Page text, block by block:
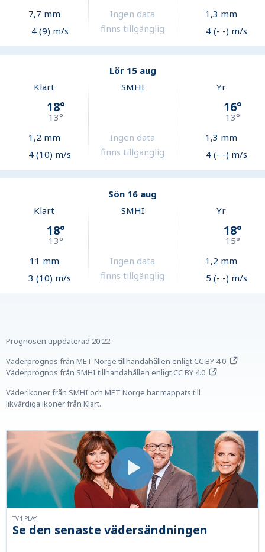
7,7 mm
4 (9) m/s
Ingen data
finns tillgänglig
1,3 mm
4 (- -) m/s
Lör 15 aug
Klart
18°
13°
1,2 mm
4 (10) m/s
SMHI
Ingen data
finns tillgänglig
Yr
16°
13°
1,3 mm
4 (- -) m/s
Sön 16 aug
Klart
18°
13°
11 mm
3 (10) m/s
SMHI
Ingen data
finns tillgänglig
Yr
18°
15°
1,2 mm
5 (- -) m/s
Prognosen uppdaterad 20:22
Väderprognos från MET Norge tillhandahållen enligtCC BY 4.0
Väderprognos från SMHI tillhandahållen enligtCC BY 4.0
Väderikoner från SMHI och MET Norge har mappats till
likvärdiga ikoner från Klart.
Se den senaste vädersändningen
TV4 PLAY